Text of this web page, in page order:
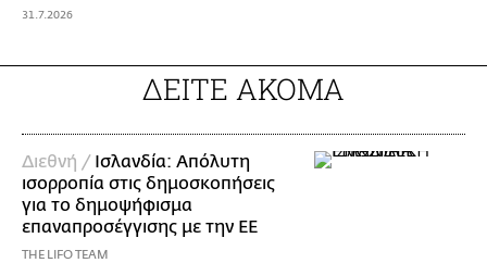
31.7.2026
ΔΕΙΤΕ ΑΚΟΜΑ
Διεθνή / Ισλανδία: Απόλυτη
ισορροπία στις δημοσκοπήσεις
για το δημοψήφισμα
επαναπροσέγγισης με την ΕΕ
THE LIFO TEAM